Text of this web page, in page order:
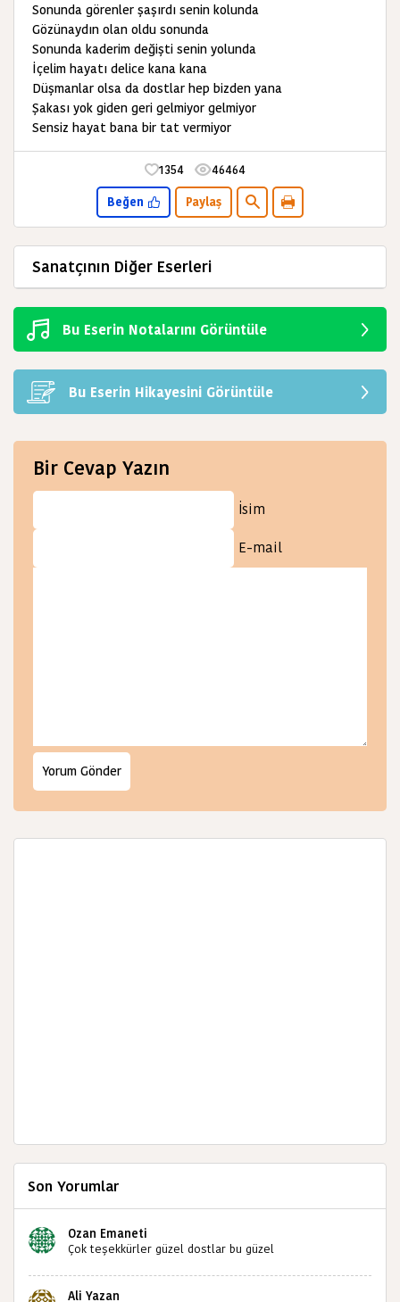
Sonunda görenler şaşırdı senin kolunda
Gözünaydın olan oldu sonunda
Sonunda kaderim değişti senin yolunda
İçelim hayatı delice kana kana
Düşmanlar olsa da dostlar hep bizden yana
Şakası yok giden geri gelmiyor gelmiyor
Sensiz hayat bana bir tat vermiyor
1354 46464
Beğen Paylaş
Sanatçının Diğer Eserleri
Bu Eserin Notalarını Görüntüle
Bu Eserin Hikayesini Görüntüle
Bir Cevap Yazın
İsim
E-mail
Son Yorumlar
Ozan Emaneti
Çok teşekkürler güzel dostlar bu güzel
Ali Yazan